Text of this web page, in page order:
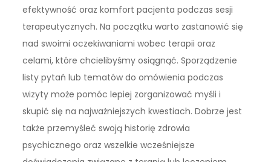
efektywność oraz komfort pacjenta podczas sesji
terapeutycznych. Na początku warto zastanowić się
nad swoimi oczekiwaniami wobec terapii oraz
celami, które chcielibyśmy osiągnąć. Sporządzenie
listy pytań lub tematów do omówienia podczas
wizyty może pomóc lepiej zorganizować myśli i
skupić się na najważniejszych kwestiach. Dobrze jest
także przemyśleć swoją historię zdrowia
psychicznego oraz wszelkie wcześniejsze